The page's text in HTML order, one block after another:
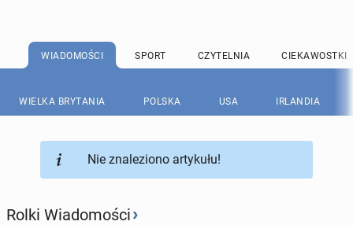
WIADOMOŚCI SPORT CZYTELNIA CIEKAWOSTKI
WIELKA BRYTANIA POLSKA USA IRLANDIA
Nie znaleziono artykułu!
Rolki Wiadomości›